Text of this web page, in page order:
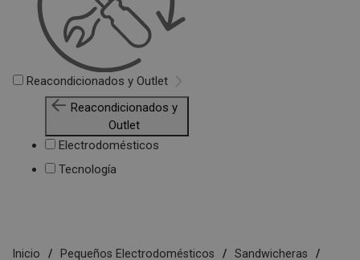
Reacondicionados y Outlet
Reacondicionados y
Outlet
Electrodomésticos
Tecnología
Inicio Pequeños Electrodomésticos
Sandwicheras